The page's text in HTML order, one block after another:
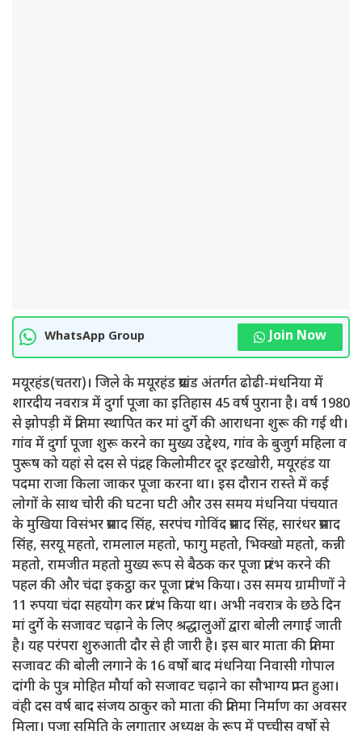
WhatsApp Group Join Now
मयूरहंड(चतरा)। जिले के मयूरहंड प्रखंड अंतर्गत ढोढी-मंधनिया में
शारदीय नवरात्र में दुर्गा पूजा का इतिहास 45 वर्ष पुराना है। वर्ष 1980
से झोपड़ी में प्रतिमा स्थापित कर मां दुर्गे की आराधना शुरू की गई थी।
गांव में दुर्गा पूजा शुरू करने का मुख्य उद्देश्य, गांव के बुजुर्ग महिला व
पुरूष को यहां से दस से पंद्रह किलोमीटर दूर इटखोरी, मयूरहंड या
पदमा राजा किला जाकर पूजा करना था। इस दौरान रास्ते में कई
लोगों के साथ चोरी की घटना घटी और उस समय मंधनिया पंचयात
के मुखिया विसंभर प्रसाद सिंह, सरपंच गोविंद प्रसाद सिंह, सारंधर प्रसाद
सिंह, सरयू महतो, रामलाल महतो, फागु महतो, भिक्खो महतो, कन्नी
महतो, रामजीत महतो मुख्य रूप से बैठक कर पूजा प्रारंभ करने की
पहल की और चंदा इकट्ठा कर पूजा प्रारंभ किया। उस समय ग्रामीणों ने
11 रुपया चंदा सहयोग कर प्रारंभ किया था। अभी नवरात्र के छठे दिन
मां दुर्गे के सजावट चढ़ाने के लिए श्रद्धालुओं द्वारा बोली लगाई जाती
है। यह परंपरा शुरुआती दौर से ही जारी है। इस बार माता की प्रतिमा
सजावट की बोली लगाने के 16 वर्षाे बाद मंधनिया निवासी गोपाल
दांगी के पुत्र मोहित मौर्या को सजावट चढ़ाने का सौभाग्य प्राप्त हुआ।
वंही दस वर्ष बाद संजय ठाकुर को माता की प्रतिमा निर्माण का अवसर
मिला। पूजा समिति के लगातार अध्यक्ष के रूप में पच्चीस वर्षाे से